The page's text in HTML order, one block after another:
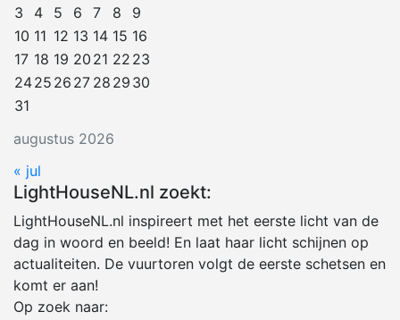
augustus 2026
3
4 5 6 7 8
9
10 11 12 13 14 15 16
17 18 19 20 21 22 23
2425 26 27 28 29 30
31
« jul
LightHouseNL.nl zoekt:
LightHouseNL.nl inspireert met het eerste licht van de
dag in woord en beeld! En laat haar licht schijnen op
actualiteiten. De vuurtoren volgt de eerste schetsen en
komt er aan!
Op zoek naar: